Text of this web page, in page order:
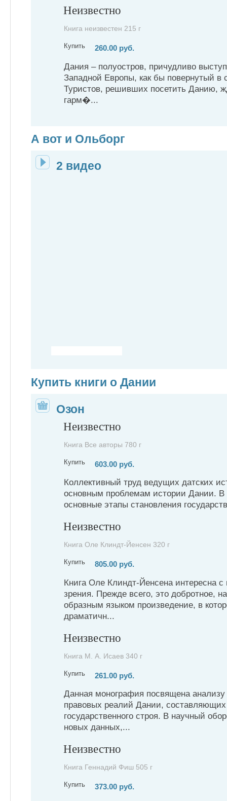
Неизвестно
Книга неизвестен 215 г
Купить 260.00 руб.
Дания – полуостров, причудливо
Западной Европы, как бы повернутый в
Туристов, решивших посетить Данию,
гарм�...
А вот и Ольборг
2 видео
Купить книги о Дании
Озон
Неизвестно
Книга Все авторы 780 г
Купить 603.00 руб.
Коллективный труд ведущих датских
основным проблемам истории Дании. В
основные этапы становления
Неизвестно
Книга Оле Клиндт-Йенсен 320 г
Купить 805.00 руб.
Книга Оле Клиндт-Йенсена интересна с
зрения. Прежде всего, это добротное,
образным языком произведение, в
драматичн...
Неизвестно
Книга М. А. Исаев 340 г
Купить 261.00 руб.
Данная монография посвящена анализу
правовых реалий Дании, составляющих
государственного строя. В научный
новых данных,...
Неизвестно
Книга Геннадий Фиш 505 г
Купить 373.00 руб.